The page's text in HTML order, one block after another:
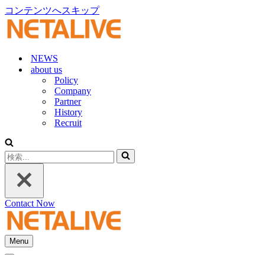
コンテンツへスキップ
NEWS
about us
Policy
Company
Partner
History
Recruit
検
索...
Contact Now
Menu
ナ